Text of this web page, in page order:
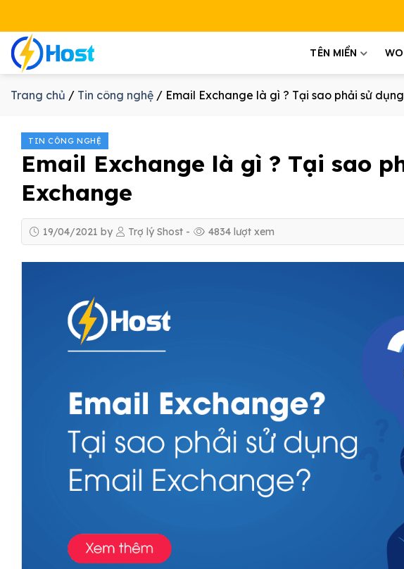
nội
dung
TÊN MIỀN
Trang chủ / Tin công nghệ / Email Exchange là gì ? Tại sao phải sử
TIN CÔNG NGHỆ
Email Exchange là gì ? Tại sao
Exchange
19/04/2021 by Trợ lý Shost - 4834 lượt xem